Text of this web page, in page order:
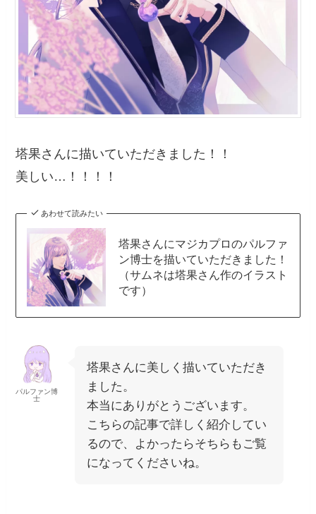
塔果さんに描いていただきました！！
美しい…！！！！
あわせて読みたい
塔果さんにマジカプロのパルファ
ン博士を描いていただきました！
（サムネは塔果さん作のイラスト
です）
パルファン博
士
塔果さんに美しく描いていただき
ました。
本当にありがとうございます。
こちらの記事で詳しく紹介してい
るので、よかったらそちらもご覧
になってくださいね。